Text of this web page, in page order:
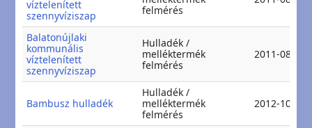
víztelenített
szennyvíziszap
felmérés
Balatonújlaki
kommunális
víztelenített
szennyvíziszap
Hulladék /
melléktermék
felmérés
2011-08-15
Bambusz hulladék
Hulladék /
melléktermék
felmérés
2012-10-29